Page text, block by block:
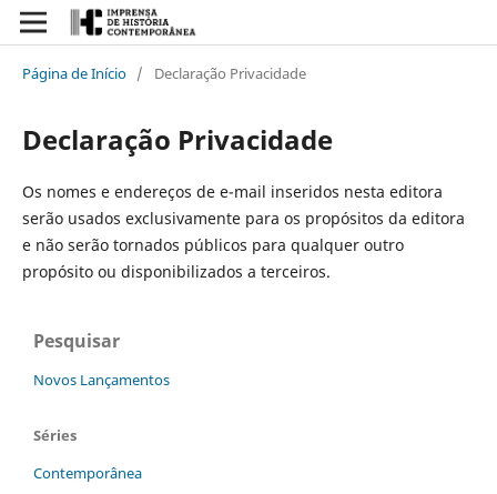
Página de Início / Declaração Privacidade
Declaração Privacidade
Os nomes e endereços de e-mail inseridos nesta editora
serão usados exclusivamente para os propósitos da editora
e não serão tornados públicos para qualquer outro
propósito ou disponibilizados a terceiros.
Pesquisar
Novos Lançamentos
Séries
Contemporânea